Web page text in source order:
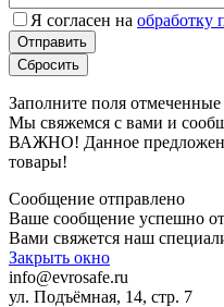
Я согласен на обработку
Заполните поля отмеченные
Мы свяжемся с вами и
ВАЖНО! Данное
товары!
Сообщение отправлено
Ваше сообщение успешно
Вами свяжется наш
Закрыть окно
info@evrosafe.ru
ул. Подъёмная, 14, стр. 7